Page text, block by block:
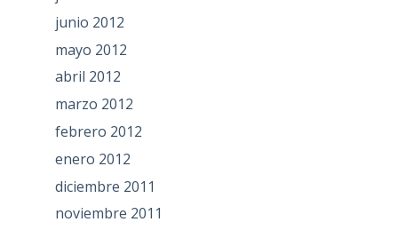
junio 2012
mayo 2012
abril 2012
marzo 2012
febrero 2012
enero 2012
diciembre 2011
noviembre 2011